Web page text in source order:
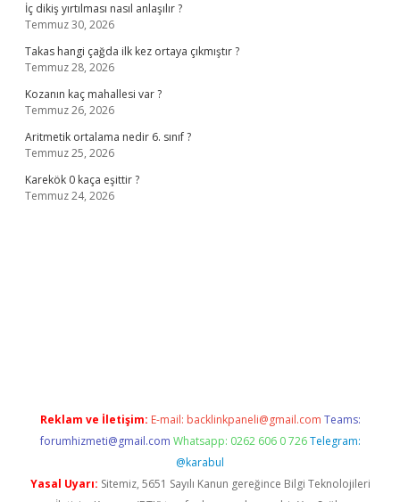
İç dikiş yırtılması nasıl anlaşılır ?
Temmuz 30, 2026
Takas hangi çağda ilk kez ortaya çıkmıştır ?
Temmuz 28, 2026
Kozanın kaç mahallesi var ?
Temmuz 26, 2026
Aritmetik ortalama nedir 6. sınıf ?
Temmuz 25, 2026
Karekök 0 kaça eşittir ?
Temmuz 24, 2026
Reklam ve İletişim: E-mail: backlinkpaneli@gmail.com Teams:
forumhizmeti@gmail.com Whatsapp: 0262 606 0 726 Telegram:
@karabul
Yasal Uyarı: Sitemiz, 5651 Sayılı Kanun gereğince Bilgi Teknolojileri